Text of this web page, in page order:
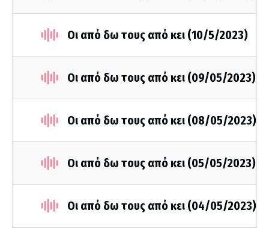
Οι από δω τους από κει (10/5/2023)
Οι από δω τους από κει (09/05/2023)
Οι από δω τους από κει (08/05/2023)
Οι από δω τους από κει (05/05/2023)
Οι από δω τους από κει (04/05/2023)